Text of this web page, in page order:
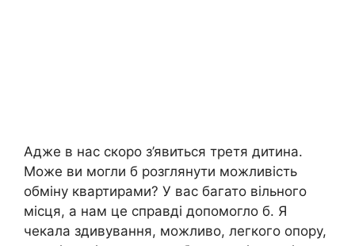
Адже в нас скоро з’явиться третя дитина.
Може ви могли б розглянути можливість
обміну квартирами? У вас багато вільного
місця, а нам це справді допомогло б. Я
чекала здивування, можливо, легкого опору,